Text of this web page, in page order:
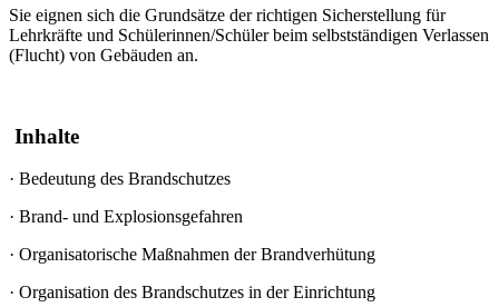
Sie eignen sich die Grundsätze der richtigen Sicherstellung für
Lehrkräfte und Schülerinnen/Schüler beim selbstständigen Verlassen
(Flucht) von Gebäuden an.
Inhalte
· Bedeutung des Brandschutzes
· Brand- und Explosionsgefahren
· Organisatorische Maßnahmen der Brandverhütung
· Organisation des Brandschutzes in der Einrichtung